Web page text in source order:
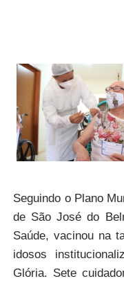
Seguindo o Plano
de São José do
Saúde, vacinou na
idosos
Glória. Sete